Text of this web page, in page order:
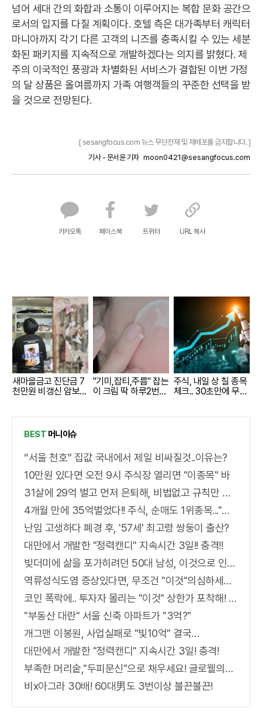
넘어 세대 간의 화합과 소통이 이루어지는 복합 문화 공간으
로서의 입지를 다질 계획이다. 호텔 측은 대가족부터 캐릭터
마니아까지 각기 다른 고객의 니즈를 충족시킬 수 있는 세분
화된 패키지를 지속적으로 개발하겠다는 의지를 밝혔다. 제
주의 이국적인 풍광과 차별화된 서비스가 결합된 이번 가정
의 달 상품은 올여름까지 가족 여행객들의 꾸준한 선택을 받
을 것으로 전망된다.
[ sesangfocus.com 뉴스 무단전재 및 재배포를 금지합니다. ]
기사 - 문서윤 기자 moon0421@sesangfocus.com
카카오톡 페이스북 트위터 URL 복사
새마을금고 진단금 7
천만원 비갱신 암보험
"기미,잡티,주름" 잡는
이 크림 딱 하루2번
주식, 내일 상 칠 종목
체크.. 30초만에 무료
BEST 머니이슈
“서울 천호” 집값 국내에서 제일 비싸질것..이유는?
10만원 있다면 오전 9시 주식장 열리면 "이종목" 바
31살에 29억 벌고 먼저 은퇴해, 비법없고 규칙만 지켰다!
4개월 만에 35억벌었다!! 주식, 순매도 1위종목..."충격"
난임 고생하다 폐경 후, '57세' 최고령 쌍둥이 출산?
대만에서 개발한 "정력캔디" 지속시간 3일!! 충격!!
빚더미에 삶을 포가히려던 50대 남성, 이것으로 인생역전
역류성식도염 증상있다면, 무조건 "이것"의심하세요. 간단치료법 나왔다!
코인 폭락에.. 투자자 몰리는 "이것" 상한가 포착해! 미리 투자..
"부동산 대란" 서울 신축 아파트가 "3억?"
개그맨 이봉원, 사업실패로 "빛10억" 결국…
대만에서 개발한 "정력캔디" 지속시간 3일! 충격!
부족한 머리숱,"두피문신"으로 채우세요! 글로웰의원 의)96837
비x아그라 30배! 60대男도 3번이상 불끈불끈!